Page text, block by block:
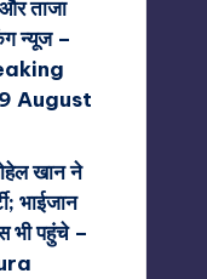
ताजा
न्यूज –
August
खान ने
भाईजान
भी पहुंचे –